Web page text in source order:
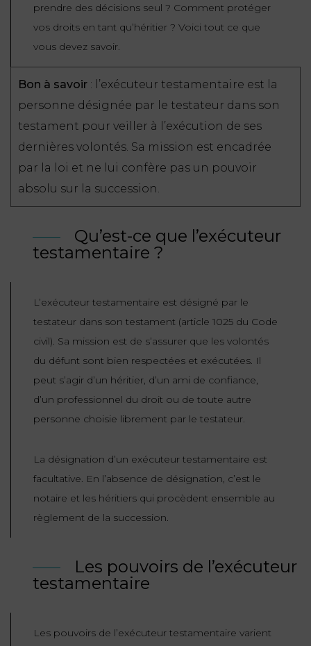
SUCCESSION
CALCULER
VOS
INDEMNITÉ DE
LICENCIEMENT
PENSION
ALIMENTAIRE
PRESTATION
COMPENSATOIRE
PRÉJUDICE
DROIT
DU
TRAVAIL
DROIT
DROIT
PROPRIÉTÉ
INTELLECTUELLE
DISTRIBUTION
ENTREPRISES
EN
DIFFICULTÉ
PERSONNES
PUBLIQUES
HAUSSMANN
FONCTION
PUBLIQUE
CORPOREL
DROIT
DES
DE
L’IMMIGRATION
DE
EN LIGNE
prendre des décisions seul ? Comment protéger
vos droits en tant qu’héritier ? Voici tout ce que
vous devez savoir.
Bon à savoir : l’exécuteur testamentaire est la
personne désignée par le testateur dans son
testament pour veiller à l’exécution de ses
dernières volontés. Sa mission est encadrée
par la loi et ne lui confère pas un pouvoir
absolu sur la succession.
Qu’est-ce que l’exécuteur
testamentaire ?
L’exécuteur testamentaire est désigné par le
testateur dans son testament (article 1025 du Code
civil). Sa mission est de s’assurer que les volontés
du défunt sont bien respectées et exécutées. Il
peut s’agir d’un héritier, d’un ami de confiance,
d’un professionnel du droit ou de toute autre
personne choisie librement par le testateur.
La désignation d’un exécuteur testamentaire est
facultative. En l’absence de désignation, c’est le
notaire et les héritiers qui procèdent ensemble au
règlement de la succession.
Les pouvoirs de l’exécuteur
testamentaire
Les pouvoirs de l’exécuteur testamentaire varient